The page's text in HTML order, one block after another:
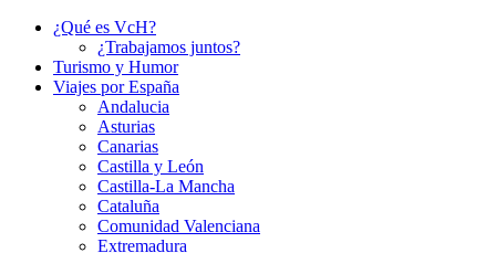
¿Qué es VcH?
¿Trabajamos juntos?
Turismo y Humor
Viajes por España
Andalucia
Asturias
Canarias
Castilla y León
Castilla-La Mancha
Cataluña
Comunidad Valenciana
Extremadura